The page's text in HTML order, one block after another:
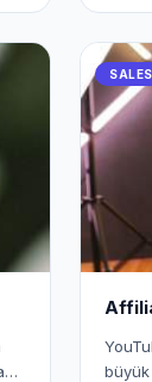
SALES
büyük